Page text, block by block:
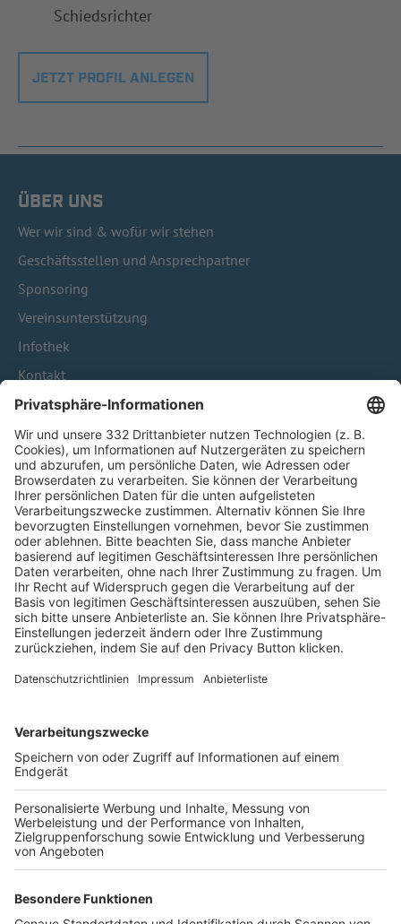
Schiedsrichter
JETZT PROFIL ANLEGEN
ÜBER UNS
Wer wir sind & wofür wir stehen
Geschäftsstellen und Ansprechpartner
Sponsoring
Vereinsunterstützung
Infothek
Kontakt
HÄUFIG BESUCHTE SEITEN
Pässe und Vereinswechsel
Trainerausbildung
Schulungsangebot Vereinsmitarbeiter
BFV-Geschäftsstellen
Trainerbörse
Login SpielPlus
FOLGE DEM BFV
TOP-VEREINE
TOP-PARTNER